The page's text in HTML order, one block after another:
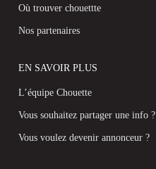
Où trouver chouettte
Nos partenaires
EN SAVOIR PLUS
L’équipe Chouette
Vous souhaitez partager une info ?
Vous voulez devenir annonceur ?